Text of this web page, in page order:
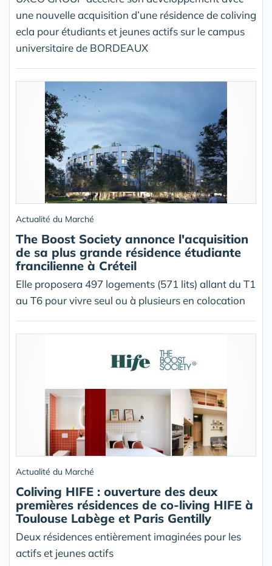
une nouvelle acquisition d’une résidence de coliving
ecla pour étudiants et jeunes actifs sur le campus
universitaire de BORDEAUX
Actualité du Marché
The Boost Society annonce l'acquisition
de sa plus grande résidence étudiante
francilienne à Créteil
Elle proposera 497 logements (571 lits) allant du T1
au T6 pour vivre seul ou à plusieurs en colocation
Actualité du Marché
Coliving HIFE : ouverture des deux
premières résidences de co-living HIFE à
Toulouse Labège et Paris Gentilly
Deux résidences entièrement imaginées pour les
actifs et jeunes actifs